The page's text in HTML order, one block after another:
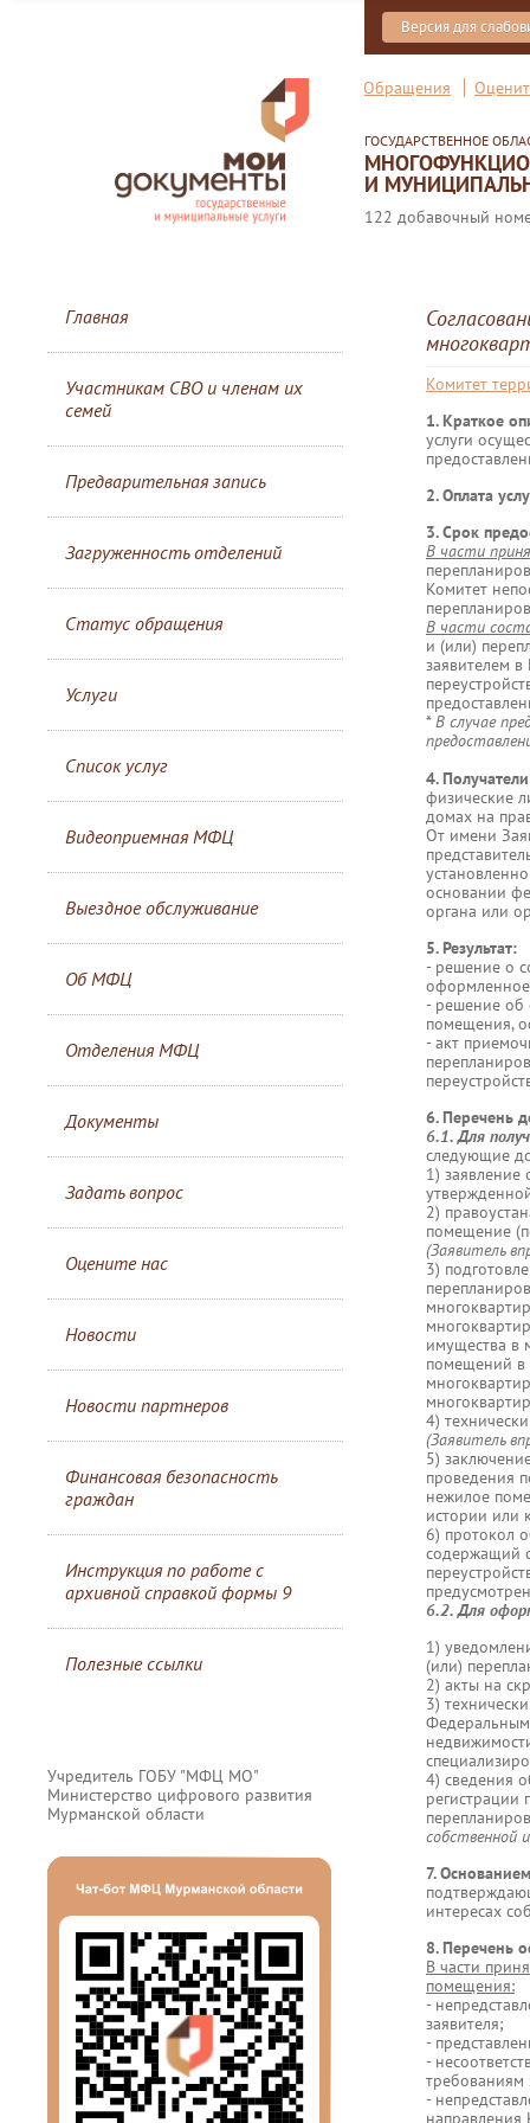
Версия для
Обращения
ГОСУДАРСТВЕННОЕ
И
122 добавочный
Главная
Участникам СВО и членам их
семей
Предварительная запись
Загруженность отделений
Статус обращения
Услуги
Список услуг
Видеоприемная МФЦ
Выездное обслуживание
Об МФЦ
Отделения МФЦ
Документы
Задать вопрос
Оцените нас
Новости
Новости партнеров
Финансовая безопасность
граждан
Инструкция по работе с
архивной справкой формы 9
Полезные ссылки
Учредитель ГОБУ "МФЦ МО"
Министерство цифрового развития
Мурманской области
Комитет
1. Краткое
услуги
2. Оплата
3. Срок
В части
Комитет
В части
и (или)
заявителем
*В случае
4.
физические
домах на
От имени
основании
органа или
5. Результат:
- решение о
- решение об
помещения,
- акт
6. Перечень
6.1. Для
следующие
1)
2)
помещение
(Заявитель
3)
имущества в
помещений в
4)
(Заявитель
5)
проведения
нежилое
истории или
6) протокол
содержащий
6.2. Для
1)
(или)
2) акты на
3)
Федеральным
4) сведения
регистрации
собственной
7.
интересах
8. Перечень
В части
помещения:
-
заявителя;
-
-
требованиям
-
направления